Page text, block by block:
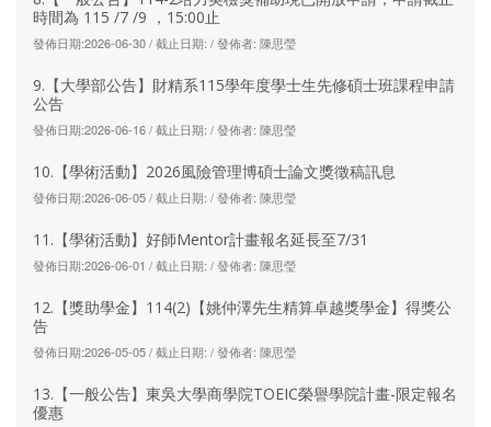
時間為 115 /7 /9 ，15:00止
發佈日期:2026-06-30 / 截止日期: / 發佈者: 陳思瑩
9.【大學部公告】財精系115學年度學士生先修碩士班課程申請
公告
發佈日期:2026-06-16 / 截止日期: / 發佈者: 陳思瑩
10.【學術活動】2026風險管理博碩士論文獎徵稿訊息
發佈日期:2026-06-05 / 截止日期: / 發佈者: 陳思瑩
11.【學術活動】好師Mentor計畫報名延長至7/31
發佈日期:2026-06-01 / 截止日期: / 發佈者: 陳思瑩
12.【獎助學金】114(2)【姚仲澤先生精算卓越獎學金】得獎公
告
發佈日期:2026-05-05 / 截止日期: / 發佈者: 陳思瑩
13.【一般公告】東吳大學商學院TOEIC榮譽學院計畫-限定報名
優惠